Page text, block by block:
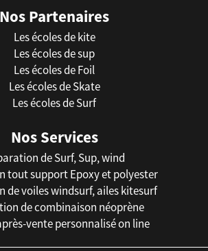
Nos Partenaires
Les écoles de kite
Les écoles de sup
Les écoles de Foil
Les écoles de Skate
Les écoles de Surf
Nos Services
de Surf, Sup, wind
tout support Epoxy et polyester
de voiles windsurf, ailes kitesurf
de combinaison néoprène
vente personnalisé on line